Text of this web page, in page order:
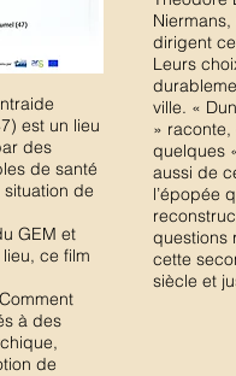
est un lieu
des
de santé
de
GEM et
ce film
à des
de
dirigent
Leurs
ville. «
»
quelques
aussi de
l’épopée
questions
cette
siècle et